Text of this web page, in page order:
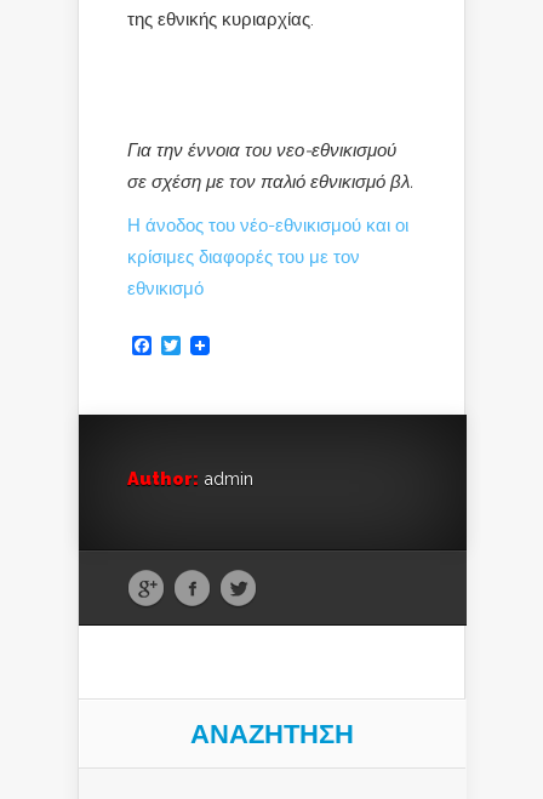
της εθνικής κυριαρχίας.
Για την έννοια του νεο-εθνικισμού
σε σχέση με τον παλιό εθνικισμό βλ.
Η άνοδος του νέο-εθνικισμού και οι
κρίσιμες διαφορές του με τον
εθνικισμό
Facebook
Twitter
Author: admin
ΑΝΑΖΉΤΗΣΗ